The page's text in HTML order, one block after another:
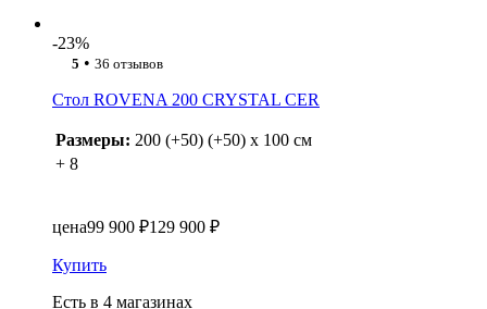
-23%
5 • 36 отзывов
Стол ROVENA 200 CRYSTAL CER
Размеры: 200 (+50) (+50) x 100 см
+ 8
цена99 900 ₽129 900 ₽
Купить
Есть в 4 магазинах